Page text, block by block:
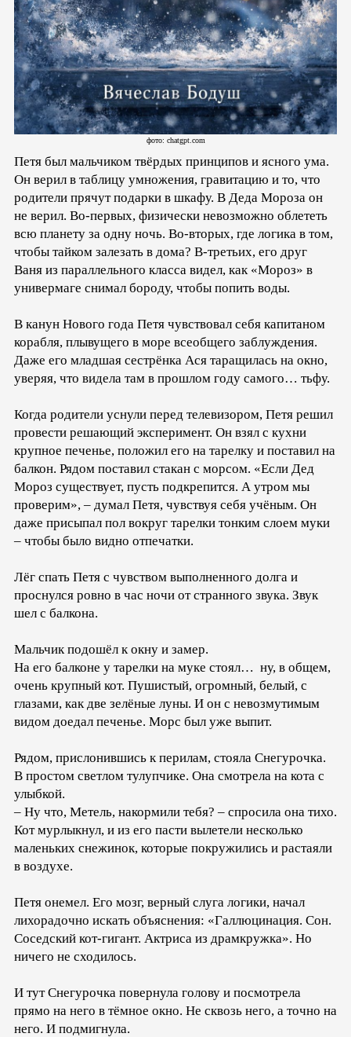
фото: chatgpt.com
Петя был мальчиком твёрдых принципов и ясного ума.
Он верил в таблицу умножения, гравитацию и то, что
родители прячут подарки в шкафу. В Деда Мороза он
не верил. Во-первых, физически невозможно облететь
всю планету за одну ночь. Во-вторых, где логика в том,
чтобы тайком залезать в дома? В-третьих, его друг
Ваня из параллельного класса видел, как «Мороз» в
универмаге снимал бороду, чтобы попить воды.
В канун Нового года Петя чувствовал себя капитаном
корабля, плывущего в море всеобщего заблуждения.
Даже его младшая сестрёнка Ася таращилась на окно,
уверяя, что видела там в прошлом году самого… тьфу.
Когда родители уснули перед телевизором, Петя решил
провести решающий эксперимент. Он взял с кухни
крупное печенье, положил его на тарелку и поставил на
балкон. Рядом поставил стакан с морсом. «Если Дед
Мороз существует, пусть подкрепится. А утром мы
проверим», – думал Петя, чувствуя себя учёным. Он
даже присыпал пол вокруг тарелки тонким слоем муки
– чтобы было видно отпечатки.
Лёг спать Петя с чувством выполненного долга и
проснулся ровно в час ночи от странного звука. Звук
шел с балкона.
Мальчик подошёл к окну и замер.
На его балконе у тарелки на муке стоял… ну, в общем,
очень крупный кот. Пушистый, огромный, белый, с
глазами, как две зелёные луны. И он с невозмутимым
видом доедал печенье. Морс был уже выпит.
Рядом, прислонившись к перилам, стояла Снегурочка.
В простом светлом тулупчике. Она смотрела на кота с
улыбкой.
– Ну что, Метель, накормили тебя? – спросила она тихо.
Кот мурлыкнул, и из его пасти вылетели несколько
маленьких снежинок, которые покружились и растаяли
в воздухе.
Петя онемел. Его мозг, верный слуга логики, начал
лихорадочно искать объяснения: «Галлюцинация. Сон.
Соседский кот-гигант. Актриса из драмкружка». Но
ничего не сходилось.
И тут Снегурочка повернула голову и посмотрела
прямо на него в тёмное окно. Не сквозь него, а точно на
него. И подмигнула.